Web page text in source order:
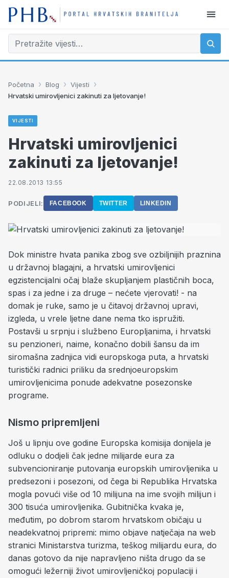
Početna › Blog › Vijesti ›
Hrvatski umirovljenici zakinuti za ljetovanje!
VIJESTI
Hrvatski umirovljenici
zakinuti za ljetovanje!
22.08.2013 13:55
PODIJELI: FACEBOOK TWITTER LINKEDIN
Dok ministre hvata panika zbog sve ozbiljnijih praznina
u državnoj blagajni, a hrvatski umirovljenici
egzistencijalni očaj blaže skupljanjem plastičnih boca,
spas i za jedne i za druge – nećete vjerovati! - na
domak je ruke, samo je u čitavoj državnoj upravi,
izgleda, u vrele ljetne dane nema tko ispružiti.
Postavši u srpnju i službeno Europljanima, i hrvatski
su penzioneri, naime, konačno dobili šansu da im
siromašna zadnjica vidi europskoga puta, a hrvatski
turistički radnici priliku da srednjoeuropskim
umirovljenicima ponude adekvatne posezonske
programe.
Nismo pripremljeni
Još u lipnju ove godine Europska komisija donijela je
odluku o dodjeli čak jedne milijarde eura za
subvencioniranje putovanja europskih umirovljenika u
predsezoni i posezoni, od čega bi Republika Hrvatska
mogla povući više od 10 milijuna na ime svojih milijun i
300 tisuća umirovljenika. Gubitnička kvaka je,
međutim, po dobrom starom hrvatskom običaju u
neadekvatnoj pripremi: mimo objave natječaja na web
stranici Ministarstva turizma, teškog milijardu eura, do
danas gotovo da nije napravljeno ništa drugo da se
omogući ležerniji život umirovljeničkoj populaciji i